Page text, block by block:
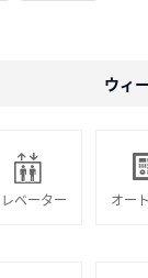
ウィ
ベーター オー